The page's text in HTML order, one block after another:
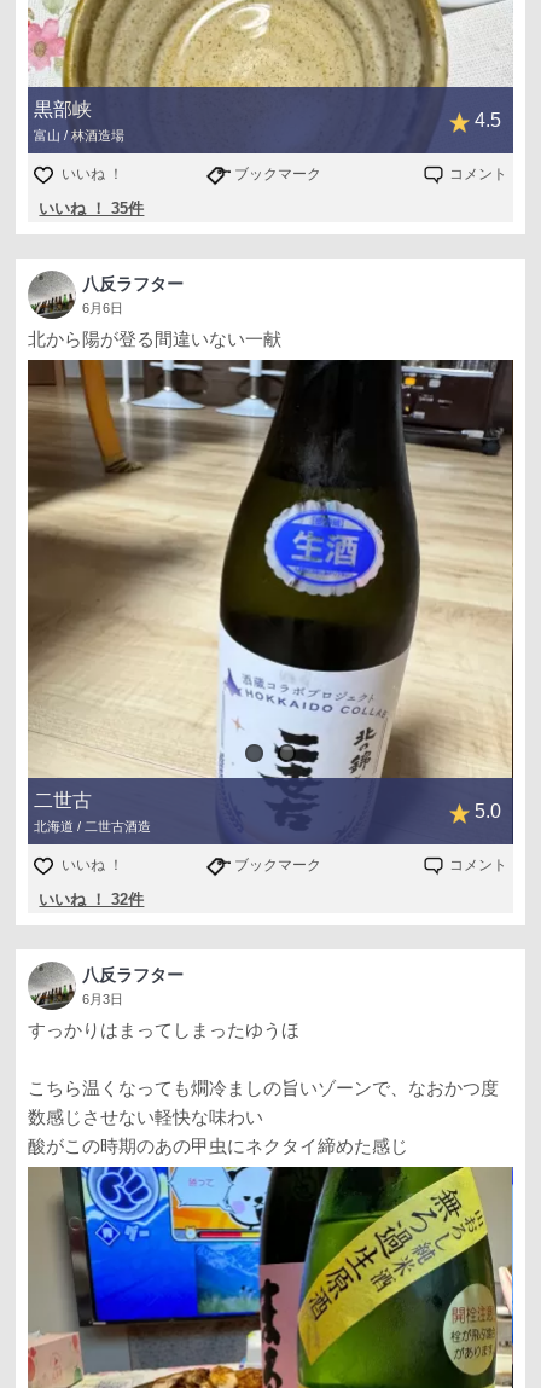
黒部峡
富山 / 林酒造場
4.5
いいね ！ ブックマーク コメント
いいね ！ 35件
八反ラフター
6月6日
北から陽が登る間違いない一献
二世古
北海道 / 二世古酒造
5.0
いいね ！ ブックマーク コメント
いいね ！ 32件
八反ラフター
6月3日
すっかりはまってしまったゆうほ
こちら温くなっても燗冷ましの旨いゾーンで、なおかつ度
数感じさせない軽快な味わい
酸がこの時期のあの甲虫にネクタイ締めた感じ